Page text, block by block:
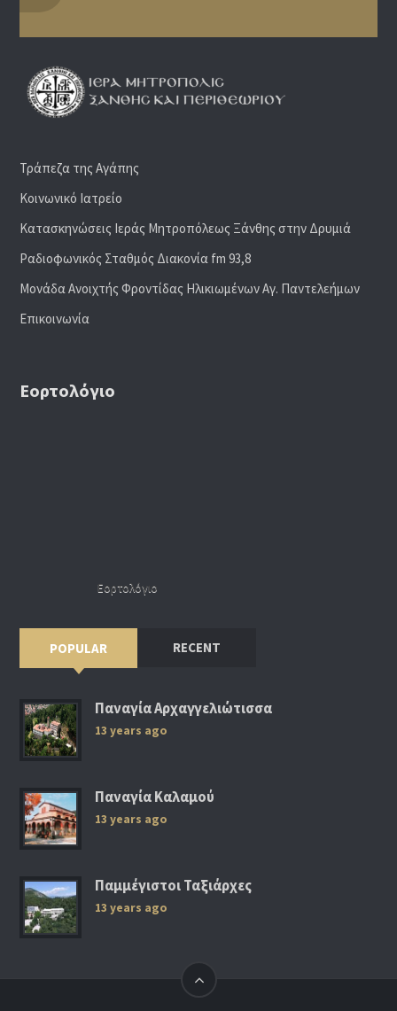
Τράπεζα της Αγάπης
Κοινωνικό Ιατρείο
Κατασκηνώσεις Ιεράς Μητροπόλεως Ξάνθης στην Δρυμιά
Ραδιoφωνικός Σταθμός Διακονία fm 93,8
Μονάδα Ανοιχτής Φροντίδας Ηλικιωμένων Αγ. Παντελεήμων
Επικοινωνία
Εορτολόγιο
Εορτολόγιο
POPULAR RECENT
Παναγία Αρχαγγελιώτισσα
13 years ago
Παναγία Καλαμού
13 years ago
Παμμέγιστοι Ταξιάρχες
13 years ago